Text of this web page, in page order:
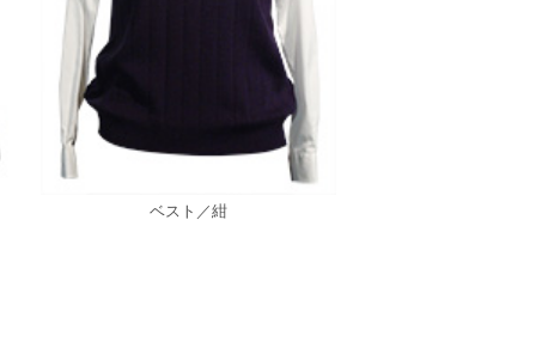
ベスト／紺